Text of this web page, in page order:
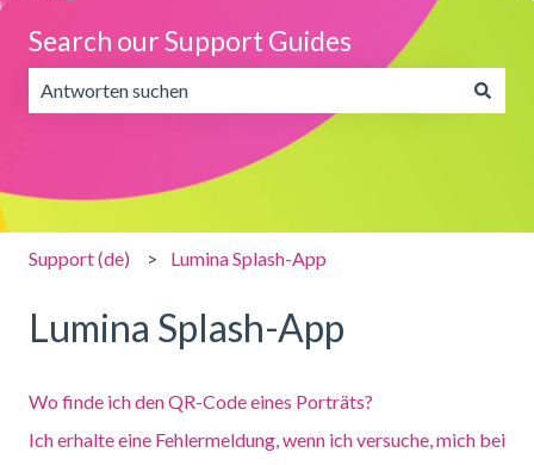
Search our Support Guides
Es gibt keine Vorschläge, da das Suchfeld leer ist.
Support (de) Lumina Splash-App
Lumina Splash-App
Wo finde ich den QR-Code eines Porträts?
Ich erhalte eine Fehlermeldung, wenn ich versuche, mich bei